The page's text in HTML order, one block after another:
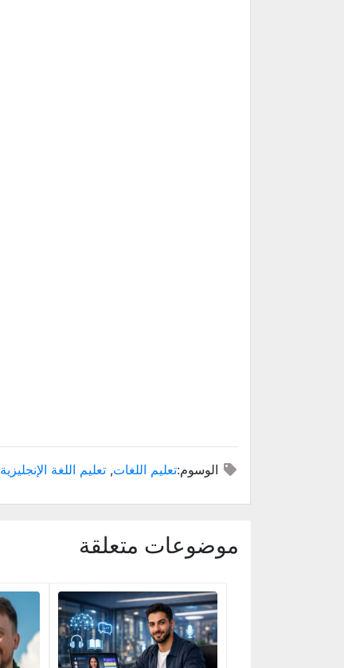
الوسوم:تعليم اللغات, تعليم اللغة الإنجليزية
موضوعات متعلقة